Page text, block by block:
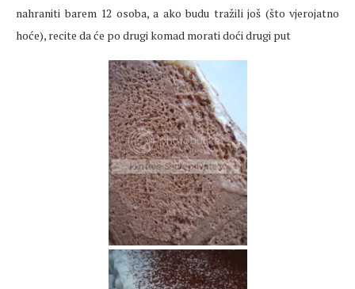
nahraniti barem 12 osoba, a ako budu tražili još (što vjerojatno
hoće), recite da će po drugi komad morati doći drugi put